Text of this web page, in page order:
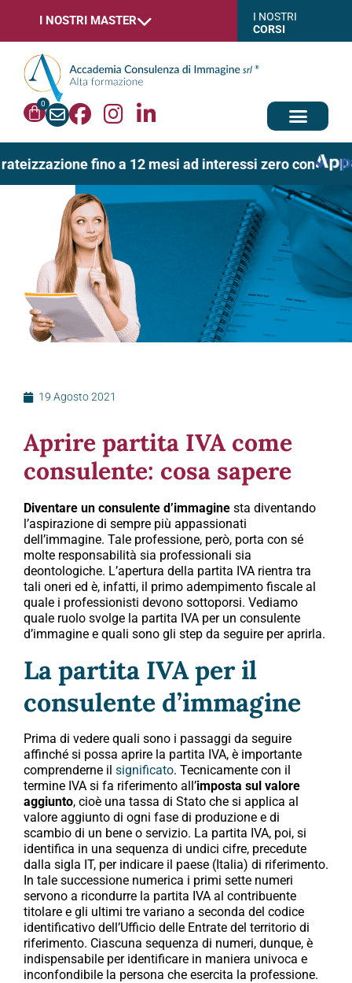
I NOSTRI MASTER
I NOSTRI
CORSI
0
fino a 12 mesi ad interessi zero con
19 Agosto 2021
Aprire partita IVA come
consulente: cosa sapere
Diventare un consulente d’immagine sta diventando
l’aspirazione di sempre più appassionati
dell’immagine. Tale professione, però, porta con sé
molte responsabilità sia professionali sia
deontologiche. L’apertura della partita IVA rientra tra
tali oneri ed è, infatti, il primo adempimento fiscale al
quale i professionisti devono sottoporsi. Vediamo
quale ruolo svolge la partita IVA per un consulente
d’immagine e quali sono gli step da seguire per aprirla.
La partita IVA per il
consulente d’immagine
Prima di vedere quali sono i passaggi da seguire
affinché si possa aprire la partita IVA, è importante
comprenderne il significato. Tecnicamente con il
termine IVA si fa riferimento all’imposta sul valore
aggiunto, cioè una tassa di Stato che si applica al
valore aggiunto di ogni fase di produzione e di
scambio di un bene o servizio. La partita IVA, poi, si
identifica in una sequenza di undici cifre, precedute
dalla sigla IT, per indicare il paese (Italia) di riferimento.
In tale successione numerica i primi sette numeri
servono a ricondurre la partita IVA al contribuente
titolare e gli ultimi tre variano a seconda del codice
identificativo dell’Ufficio delle Entrate del territorio di
riferimento. Ciascuna sequenza di numeri, dunque, è
indispensabile per identificare in maniera univoca e
inconfondibile la persona che esercita la professione.